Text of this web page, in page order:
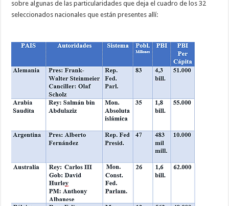
sobre algunas de las particularidades que deja el cuadro de los 32
seleccionados nacionales que están presentes allí: